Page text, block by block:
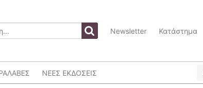
Newsletter Κατάστημα
ΝΕΕΣ ΕΚΔΟΣΕΙΣ